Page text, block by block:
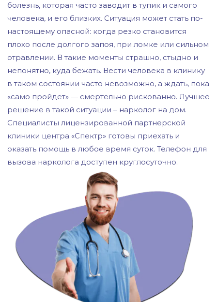
болезнь, которая часто заводит в тупик и самого
человека, и его близких. Ситуация может стать по-
настоящему опасной: когда резко становится
плохо после долгого запоя, при ломке или сильном
отравлении. В такие моменты страшно, стыдно и
непонятно, куда бежать. Вести человека в клинику
в таком состоянии часто невозможно, а ждать, пока
«само пройдет» — смертельно рискованно. Лучшее
решение в такой ситуации – нарколог на дом.
Специалисты лицензированной партнерской
клиники центра «Спектр» готовы приехать и
оказать помощь в любое время суток. Телефон для
вызова нарколога доступен круглосуточно.